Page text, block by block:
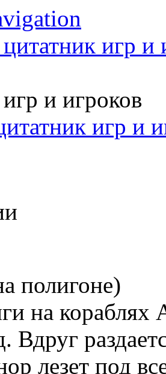
и игроков
игр и
полигоне)
на кораблях
Вдруг
лезет под